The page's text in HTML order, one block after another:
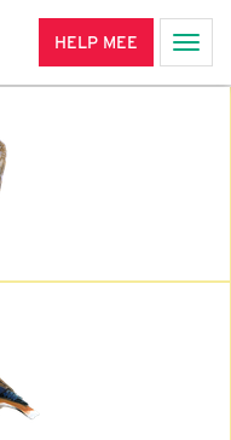
HELP MEE